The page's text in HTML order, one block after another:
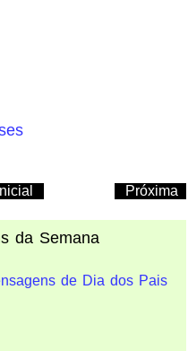
Próxima
da Semana
de Dia dos Pais